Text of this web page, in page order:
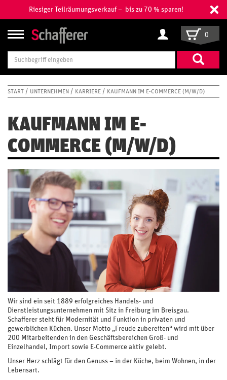
Riesiger Teilräumungsverkauf – bis zu 70 % sparen!
Suchbegriff
eingeben
0
START UNTERNEHMEN KARRIERE KAUFMANN IM E-COMMERCE (M/W/D)
KAUFMANN IM E-
COMMERCE (M/W/D)
Wir sind ein seit 1889 erfolgreiches Handels- und
Dienstleistungsunternehmen mit Sitz in Freiburg im Breisgau.
Schafferer steht für Modernität und Funktion in privaten und
gewerblichen Küchen. Unser Motto „Freude zubereiten“ wird mit über
200 Mitarbeitenden in den Geschäftsbereichen Groß- und
Einzelhandel, Import sowie E-Commerce aktiv gelebt.
Unser Herz schlägt für den Genuss – in der Küche, beim Wohnen, in der
Lebensart.